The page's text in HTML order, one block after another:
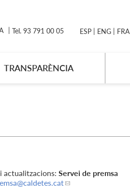
TRANSPARÈNCIA
Tel. 93 791 00 05 ESP | ENG | FRA
actualitzacions: Servei de premsa
@caldetes.cat